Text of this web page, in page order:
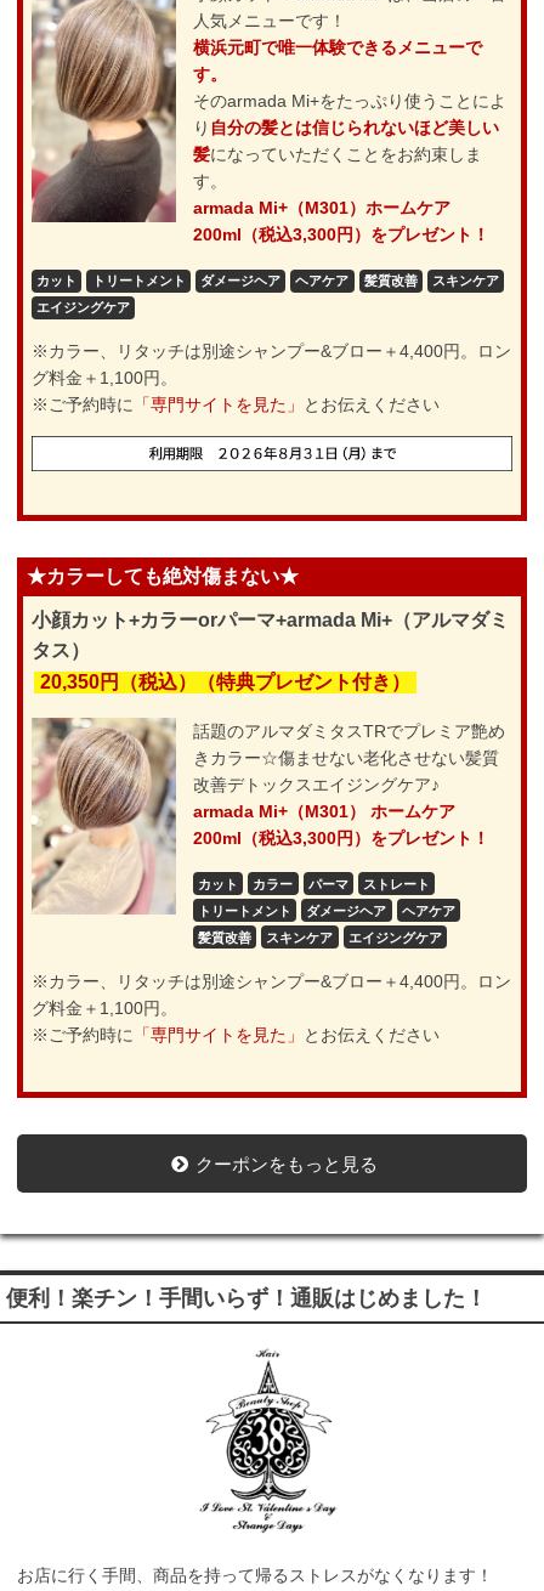
人気メニューです！
横浜元町で唯一体験できるメニューで
す。
そのarmada Mi+をたっぷり使うことによ
り 自分の髪とは信じられないほど美しい
髪になっていただくことをお約束しま
す。
armada Mi+（M301）ホームケア
200ml（税込3,300円）をプレゼント！
カット トリートメント ダメージヘア ヘアケア 髪質改善
スキンケア
エイジングケア
※カラー、リタッチは別途シャンプー&ブロー＋4,400円。ロン
グ料金＋1,100円。
※ご予約時に 「専門サイトを見た」 とお伝えください
★カラーしても絶対傷まない★
小顔カット+カラーorパーマ+armada Mi+（アルマダミ
タス）
20,350円（税込）（特典プレゼント付き）
話題のアルマダミタスTRでプレミア艶め
きカラー☆傷ませない老化させない髪質
改善デトックスエイジングケア♪
armada Mi+（M301） ホームケア
200ml（税込3,300円）をプレゼント！
カット カラー パーマ
ストレート
トリートメント
ダメージヘア
ヘアケア
髪質改善
スキンケア エイジングケア
※カラー、リタッチは別途シャンプー&ブロー＋4,400円。ロン
グ料金＋1,100円。
※ご予約時に
「専門サイトを見た」 とお伝えください
クーポンをもっと見る
便利！楽チン！手間いらず！通販はじめました！
お店に行く手間、商品を持って帰るストレスがなくなります！